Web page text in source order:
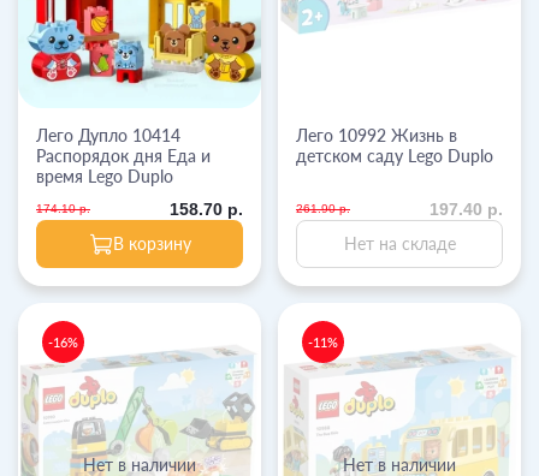
Лего Дупло 10414
Распорядок дня Еда и
время Lego Duplo
174.10 р. 158.70 р.
В корзину
Лего 10992 Жизнь в
детском саду Lego Duplo
261.90 р. 197.40 р.
Нет на складе
Нет в наличии
-16%
Нет в наличии
-11%